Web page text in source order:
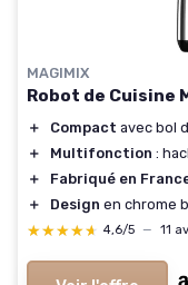
MAGIMIX
Robot de
＋ Compact avec bol
＋
Multifonction :
＋
Fabriqué en
＋
Design en chrome
★★★★★
★★★★★ 4,6/5 — 11